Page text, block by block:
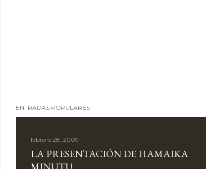
ENTRADAS POPULARES
febrero 28, 2009
LA PRESENTACIÓN DE HAMAIKA
MINUTU